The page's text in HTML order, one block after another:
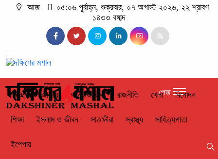
আজ
০৫:০৬ পূর্বাহ্ন, শুক্রবার, ০৭ অগাস্ট ২০২৬, ২২ শ্রাবণ
১৪৩৩ বঙ্গাব্দ
প্রচ্ছদ জাতীয় আন্তর্জাতিক রাজনীতি খেলা বিনোদন
শিক্ষা ইসলাম ও জীবন সাতক্ষীরা স্বাস্থ্য সাহিত্যপাতা
ইপেপার
পেজ